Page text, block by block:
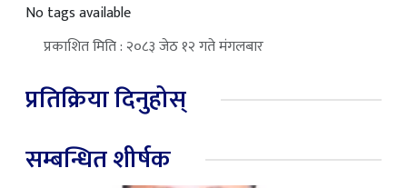
No tags available
प्रकाशित मिति : २०८३ जेठ १२ गते मंगलबार
प्रतिक्रिया दिनुहोस्
सम्बन्धित शीर्षक